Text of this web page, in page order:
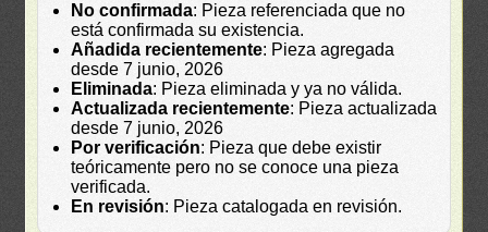
No confirmada: Pieza referenciada que no
está confirmada su existencia.
Añadida recientemente: Pieza agregada
desde 7 junio, 2026
Eliminada: Pieza eliminada y ya no válida.
Actualizada recientemente: Pieza actualizada
desde 7 junio, 2026
Por verificación: Pieza que debe existir
teóricamente pero no se conoce una pieza
verificada.
En revisión: Pieza catalogada en revisión.